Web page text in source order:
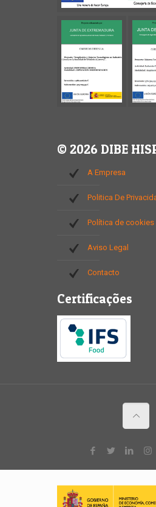
© 2026 DIBE
A Empresa
Politica De
Política de cookies
Aviso Legal
Contacto
Certificações